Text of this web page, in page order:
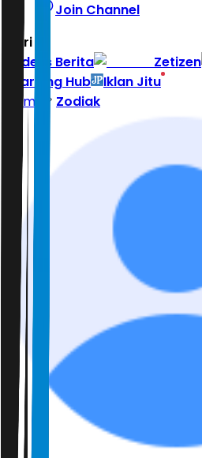
Join Channel
Hari ini
Indeks Berita
Zetizen
Learning Hub
Iklan Jitu
Home
Zodiak